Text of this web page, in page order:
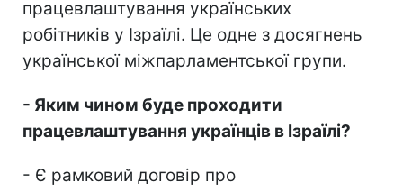
працевлаштування українських
робітників у Ізраїлі. Це одне з досягнень
української міжпарламентської групи.
- Яким чином буде проходити
працевлаштування українців в Ізраїлі?
- Є рамковий договір про